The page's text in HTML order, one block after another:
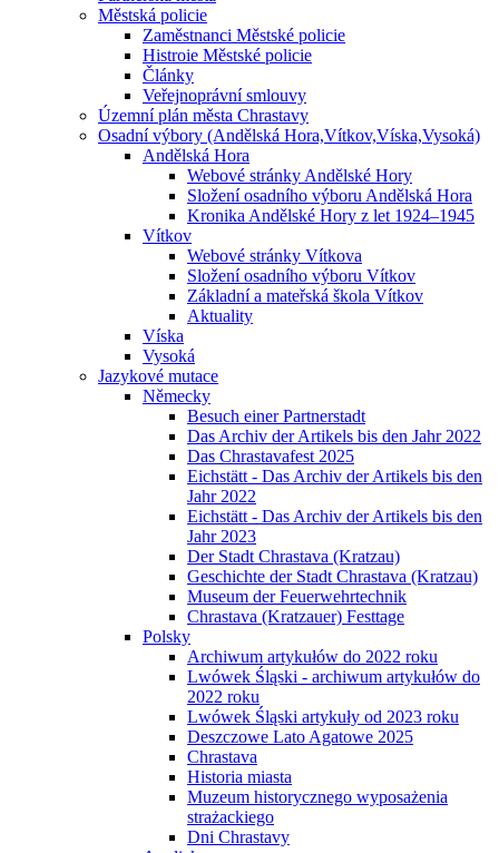
Městská policie
Zaměstnanci Městské policie
Histroie Městské policie
Články
Veřejnoprávní smlouvy
Územní plán města Chrastavy
Osadní výbory (Andělská Hora,Vítkov,Víska,Vysoká)
Andělská Hora
Webové stránky Andělské Hory
Složení osadního výboru Andělská Hora
Kronika Andělské Hory z let 1924–1945
Vítkov
Webové stránky Vítkova
Složení osadního výboru Vítkov
Základní a mateřská škola Vítkov
Aktuality
Víska
Vysoká
Jazykové mutace
Německy
Besuch einer Partnerstadt
Das Archiv der Artikels bis den Jahr 2022
Das Chrastavafest 2025
Eichstätt - Das Archiv der Artikels bis den
Jahr 2022
Eichstätt - Das Archiv der Artikels bis den
Jahr 2023
Der Stadt Chrastava (Kratzau)
Geschichte der Stadt Chrastava (Kratzau)
Museum der Feuerwehrtechnik
Chrastava (Kratzauer) Festtage
Polsky
Archiwum artykułów do 2022 roku
Lwówek Śląski - archiwum artykułów do
2022 roku
Lwówek Śląski artykuły od 2023 roku
Deszczowe Lato Agatowe 2025
Chrastava
Historia miasta
Muzeum historycznego wyposażenia
strażackiego
Dni Chrastavy